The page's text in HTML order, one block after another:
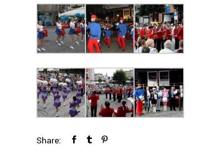
Share: